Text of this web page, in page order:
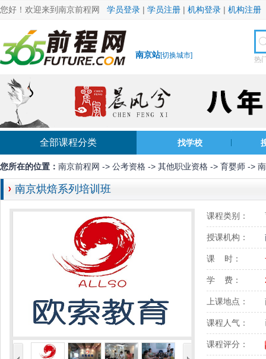
您好！欢迎来到南京前程网 学员登录 | 学员注册 | 机构登录 | 机构注册
南京站[切换城市] 热
全部课程分类 找学校
您所在的位置： 南京前程网 -> 公考资格 -> 其他职业资格 -> 育婴师 ->
南京烘焙系列培训班
课程类别：
授课机构：
课 时：
学 费：
上课地点：
课程人气：
课程评分：